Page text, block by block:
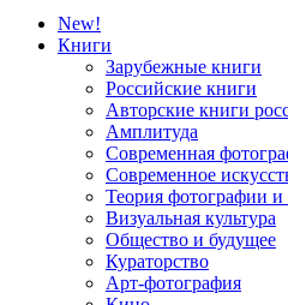
New!
Книги
Зарубежные книги
Российские книги
Авторские книги
Амплитуда
Современная
Современное
Теория фотографии и
Визуальная культура
Общество и будущее
Кураторство
Арт-фотография